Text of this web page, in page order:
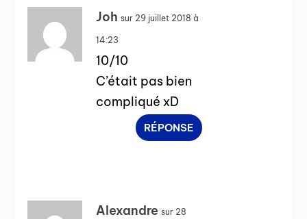
Joh sur 29 juillet 2018 à
14:23
10/10
C’était pas bien
compliqué xD
RÉPONSE
Alexandre sur 28